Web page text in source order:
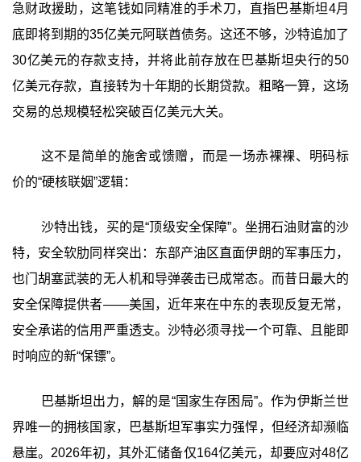
急财政援助，这笔钱如同精准的手术刀，直指巴基斯坦4月
底即将到期的35亿美元阿联酋债务。这还不够，沙特追加了
30亿美元的存款支持，并将此前存放在巴基斯坦央行的50
亿美元存款，直接转为十年期的长期贷款。粗略一算，这场
交易的总规模轻松突破百亿美元大关。
这不是简单的施舍或馈赠，而是一场赤裸裸、明码标
价的“硬核联姻”逻辑：
沙特出钱，买的是“顶级安全保障”‍。坐拥石油财富的沙
特，安全软肋同样突出：东部产油区直面伊朗的军事压力，
也门胡塞武装的无人机和导弹袭击已成常态。而昔日最大的
安全保障提供者——美国，近年来在中东的表现反复无常，
安全承诺的信用严重透支。沙特必须寻找一个可靠、且能即
时响应的新“保镖”。
巴基斯坦出力，解的是“国家生存困局”‍。作为伊斯兰世
界唯一的拥核国家，巴基斯坦军事实力强悍，但经济却濒临
悬崖。2026年初，其外汇储备仅164亿美元，却要应对48亿